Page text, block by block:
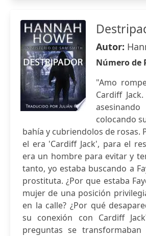
Autor:
Número de
"Amo
Cardiff
colocando
bahía y cubriendolos de rosas.
el era 'Cardiff Jack', para el
era un hombre para evitar y
tanto, yo estaba buscando a
prostituta. ¿Por que estaba
mujer de una posición
en la calle? ¿Por qué
su conexión con Cardiff
preguntas se transformaban